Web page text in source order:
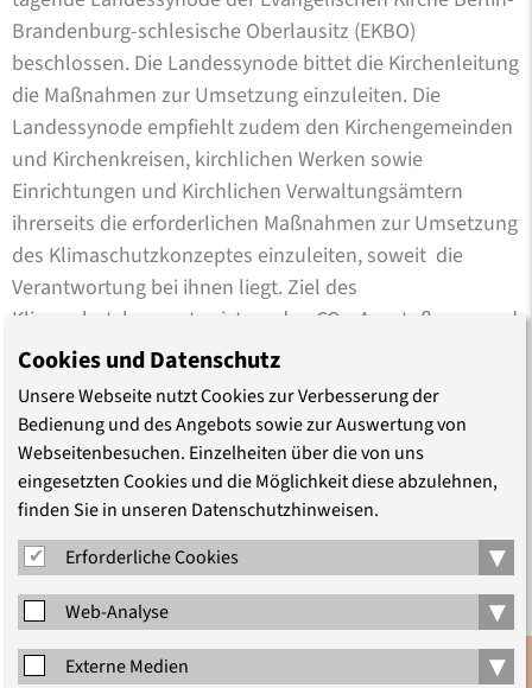
Brandenburg-schlesische Oberlausitz (EKBO)
beschlossen. Die Landessynode bittet die Kirchenleitung
die Maßnahmen zur Umsetzung einzuleiten. Die
Landessynode empfiehlt zudem den Kirchengemeinden
und Kirchenkreisen, kirchlichen Werken sowie
Einrichtungen und Kirchlichen Verwaltungsämtern
ihrerseits die erforderlichen Maßnahmen zur Umsetzung
des Klimaschutzkonzeptes einzuleiten, soweit die
Verantwortung bei ihnen liegt. Ziel des
Klimaschutzkonzeptes ist es, den CO
-Ausstoß von rund
85.400 Tonnen bis 2020 um 15 Prozent und bis 2050 um
85 Prozent zu senken.
Das Klimaschutzkonzept wurde von einer durch die
Kirchenleitung der EKBO berufene Projektgruppe in
Zusammenarbeit mit der Forschungsstätte der
Evangelischen Studiengemeinschaft (FEST) in
Heidelberg erarbeitet. Gefördert wurde das Konzept
durch Mittel des Bundesministeriums für Umwelt,
Naturschutz, Bau und Reaktorsicherheit.
Cookies und Datenschutz
Unsere Webseite nutzt Cookies zur Verbesserung der
Bedienung und des Angebots sowie zur Auswertung von
Webseitenbesuchen. Einzelheiten über die von uns
eingesetzten Cookies und die Möglichkeit diese abzulehnen,
finden Sie in unseren Datenschutzhinweisen.
Erforderliche Cookies
▾
Web-Analyse ▾
Externe Medien ▾